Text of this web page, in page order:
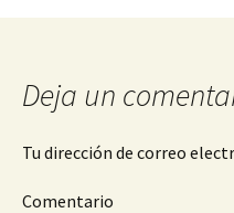
de
entradas
Deja un
Tu dirección de correo
Comentario